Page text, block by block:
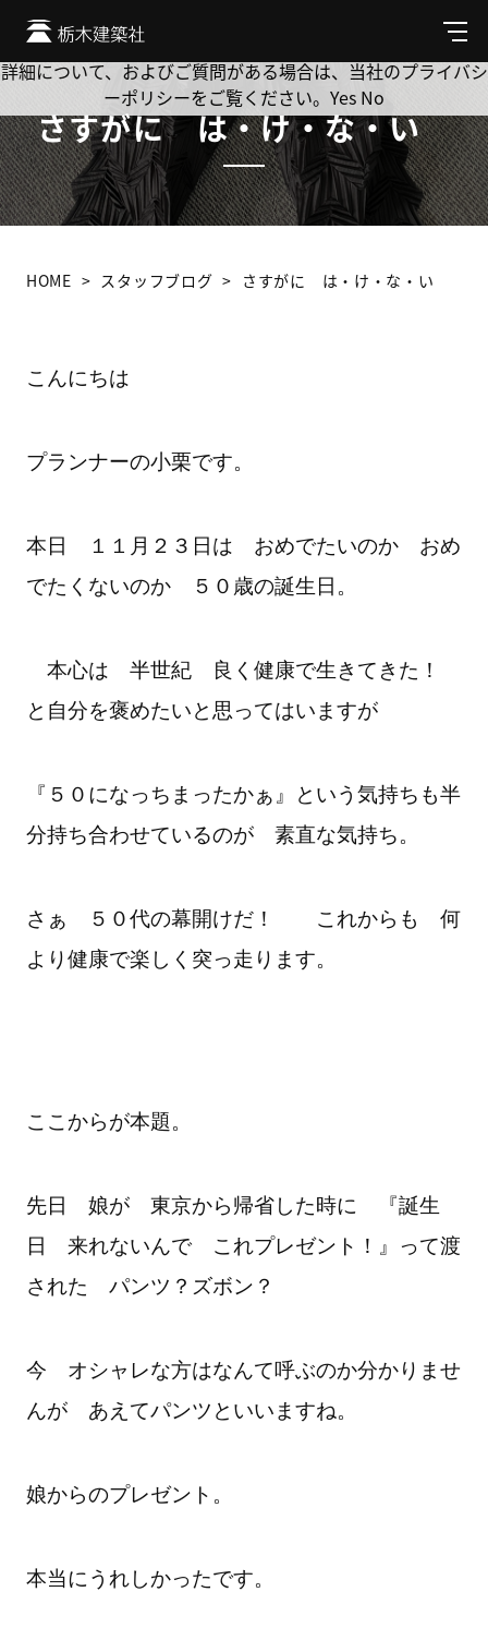
メ
ニ
ュ
さすがに は・け・な・い
HOME スタッフブログ さすがに は・け・な・い
こんにちは
プランナーの小栗です。
本日 １１月２３日は おめでたいのか おめ
でたくないのか ５０歳の誕生日。
本心は 半世紀 良く健康で生きてきた！
と自分を褒めたいと思ってはいますが
『５０になっちまったかぁ』という気持ちも半
分持ち合わせているのが 素直な気持ち。
さぁ ５０代の幕開けだ！ これからも 何
より健康で楽しく突っ走ります。
ここからが本題。
先日 娘が 東京から帰省した時に 『誕生
日 来れないんで これプレゼント！』って渡
された パンツ？ズボン？
今 オシャレな方はなんて呼ぶのか分かりませ
んが あえてパンツといいますね。
娘からのプレゼント。
本当にうれしかったです。
Cookie を使用して、お客様の活動を追跡してもよろしいです
か? 当社ではお客様のプライバシーを極めて重視しています。
詳細について、およびご質問がある場合は、当社のプライバシ
ーポリシーをご覧ください。 Yes No